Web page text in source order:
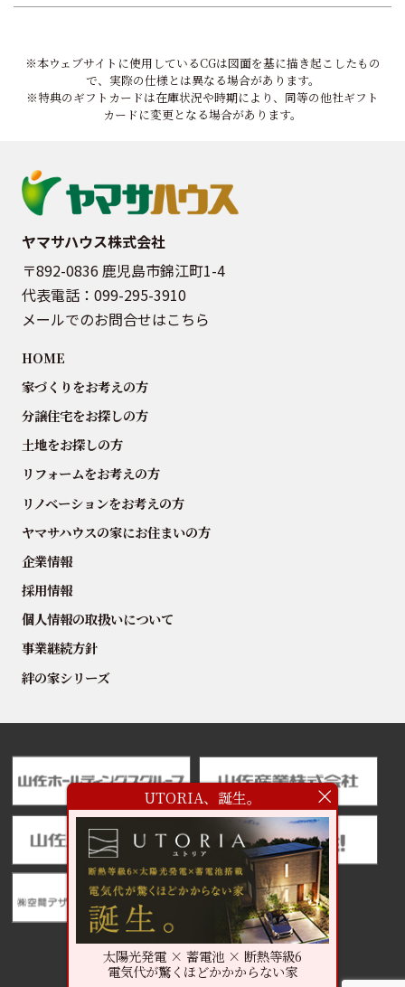
※本ウェブサイトに使用しているCGは図面を基に描き起こしたもの
で、実際の仕様とは異なる場合があります。
※特典のギフトカードは在庫状況や時期により、同等の他社ギフト
カードに変更となる場合があります。
ヤマサハウス株式会社
〒892-0836 鹿児島市錦江町1-4
代表電話： 099-295-3910
メールでのお問合せはこちら
HOME
家づくりをお考えの方
分譲住宅をお探しの方
土地をお探しの方
リフォームをお考えの方
リノベーションをお考えの方
ヤマサハウスの家にお住まいの方
企業情報
採用情報
個人情報の取扱いについて
事業継続方針
絆の家シリーズ
UTORIA、誕生。
太陽光発電 × 蓄電池 × 断熱等級6
電気代が驚くほどかかからない家